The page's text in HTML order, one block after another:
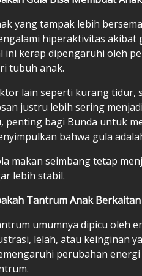
yang tampak lebih
hiperaktivitas akibat
ini kerap dipengaruhi oleh
tubuh anak.
lain seperti kurang tidur,
justru lebih sering
penting bagi Bunda untuk
bahwa gula
makan seimbang tetap
lebih stabil.
Tantrum Anak Berkaitan
umumnya dipicu oleh
lelah, atau keinginan
perubahan